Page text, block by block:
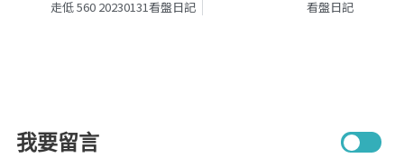
走低 560 20230131看盤日記
看盤日記
我要留言